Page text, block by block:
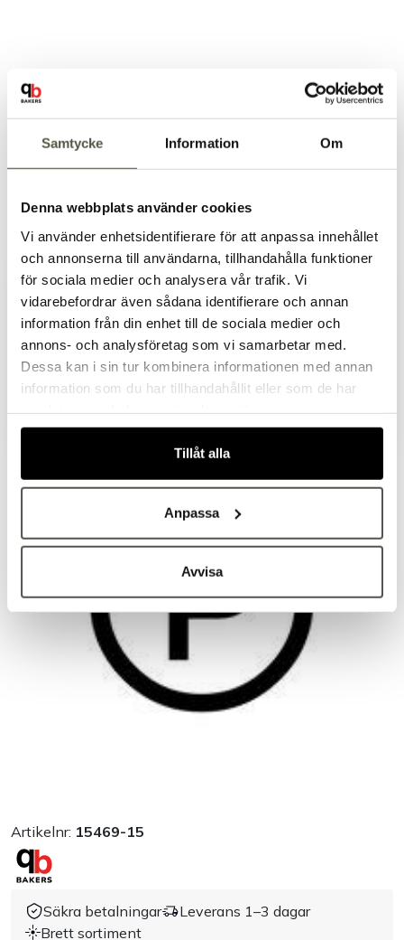
Samtycke Information Om
Denna webbplats använder cookies
Vi använder enhetsidentifierare för att anpassa innehållet
och annonserna till användarna, tillhandahålla funktioner
för sociala medier och analysera vår trafik. Vi
vidarebefordrar även sådana identifierare och annan
information från din enhet till de sociala medier och
annons- och analysföretag som vi samarbetar med.
Dessa kan i sin tur kombinera informationen med annan
information som du har tillhandahållit eller som de har
Tillåt alla
Anpassa
Avvisa
Artikelnr: 15469-15
Säkra betalningar
Leverans 1–3 dagar
Brett sortiment
Välkommen till Bakers!
Handlar du som företag eller privatperson?
Fortsätt som privatperson